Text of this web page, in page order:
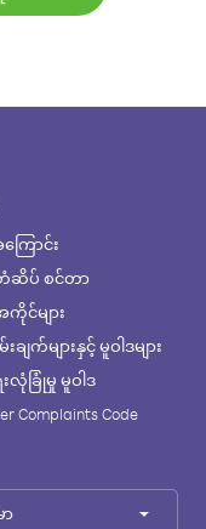
ြောင်း
ပ် စင်တာ
င်များ
ျက်များနှင့် မူဝါဒများ
ခြုံမှု မူဝါဒ
Complaints Code
ာ